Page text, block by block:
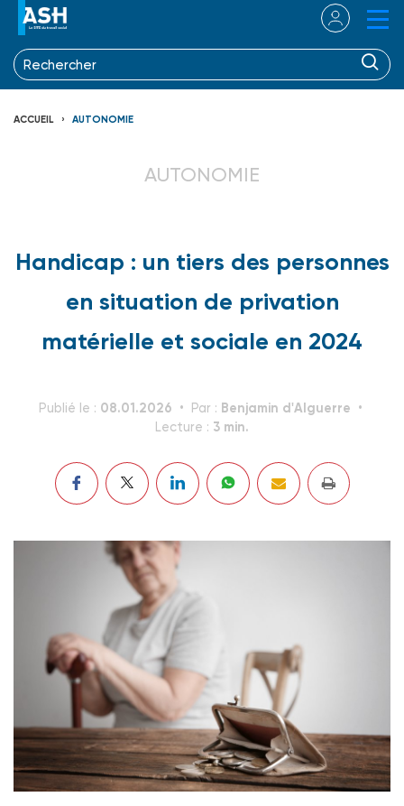
ACCUEIL AUTONOMIE
AUTONOMIE
Handicap : un tiers des personnes
en situation de privation
matérielle et sociale en 2024
Publié le : 08.01.2026 Par : Benjamin d'Alguerre
Lecture : 3 min.